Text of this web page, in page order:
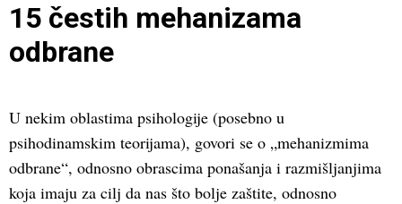
15 čestih mehanizama
odbrane
U nekim oblastima psihologije (posebno u
psihodinamskim teorijama), govori se o „mehanizmima
odbrane“, odnosno obrascima ponašanja i razmišljanjima
koja imaju za cilj da nas što bolje zaštite, odnosno